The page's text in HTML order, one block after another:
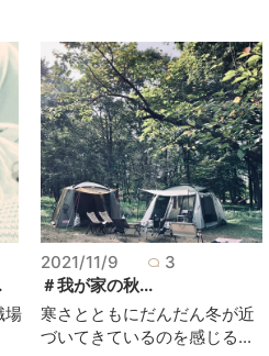
場
2021/11/9
3
＃我が家の秋...
寒さとともにだんだん冬が近
づいてきているのを感じる...